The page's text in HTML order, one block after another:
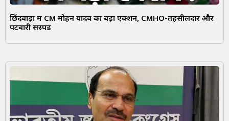
छिंदवाड़ा में CM मोहन यादव का बड़ा एक्शन, CMHO-तहसीलदार और
पटवारी सस्पेंड